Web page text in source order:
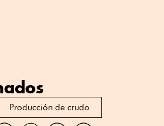
Producción de crudo